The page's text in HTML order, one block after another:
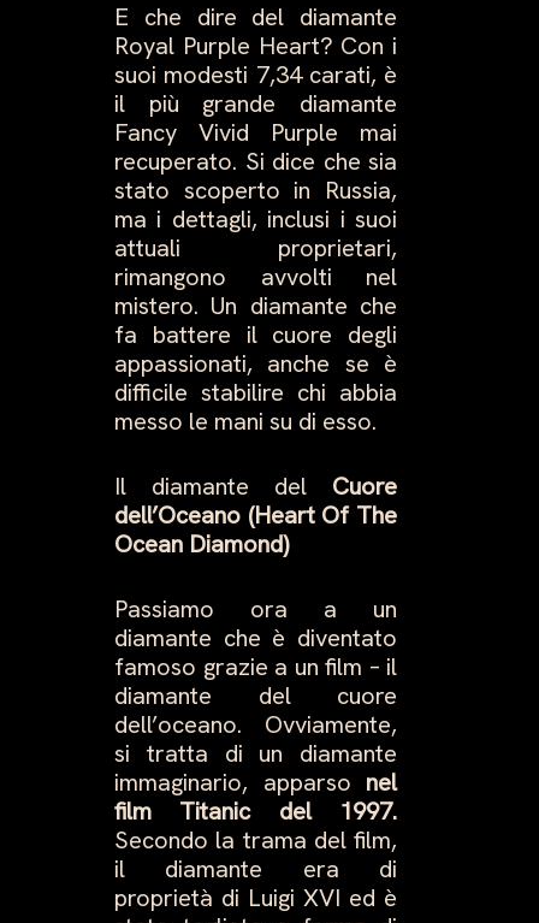
E che dire del diamante
Royal Purple Heart? Con i
suoi modesti 7,34 carati, è
il più grande diamante
Fancy Vivid Purple mai
recuperato. Si dice che sia
stato scoperto in Russia,
ma i dettagli, inclusi i suoi
attuali proprietari,
rimangono avvolti nel
mistero. Un diamante che
fa battere il cuore degli
appassionati, anche se è
difficile stabilire chi abbia
messo le mani su di esso.
Il diamante del Cuore
dell’Oceano (Heart Of The
Ocean Diamond)
Passiamo ora a un
diamante che è diventato
famoso grazie a un film – il
diamante del cuore
dell’oceano. Ovviamente,
si tratta di un diamante
immaginario, apparso nel
film Titanic del 1997.
Secondo la trama del film,
il diamante era di
proprietà di Luigi XVI ed è